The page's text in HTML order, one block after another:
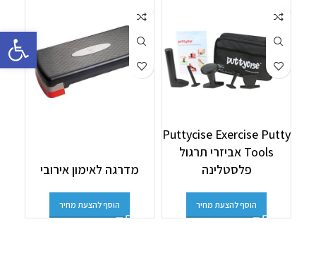
Puttycise Exercise Putty
Tools אביזרי תרגול
פלסטלינה
הוסף להצעת מחיר
מדרגה לאימון אירובי
הוסף להצעת מחיר
פתח